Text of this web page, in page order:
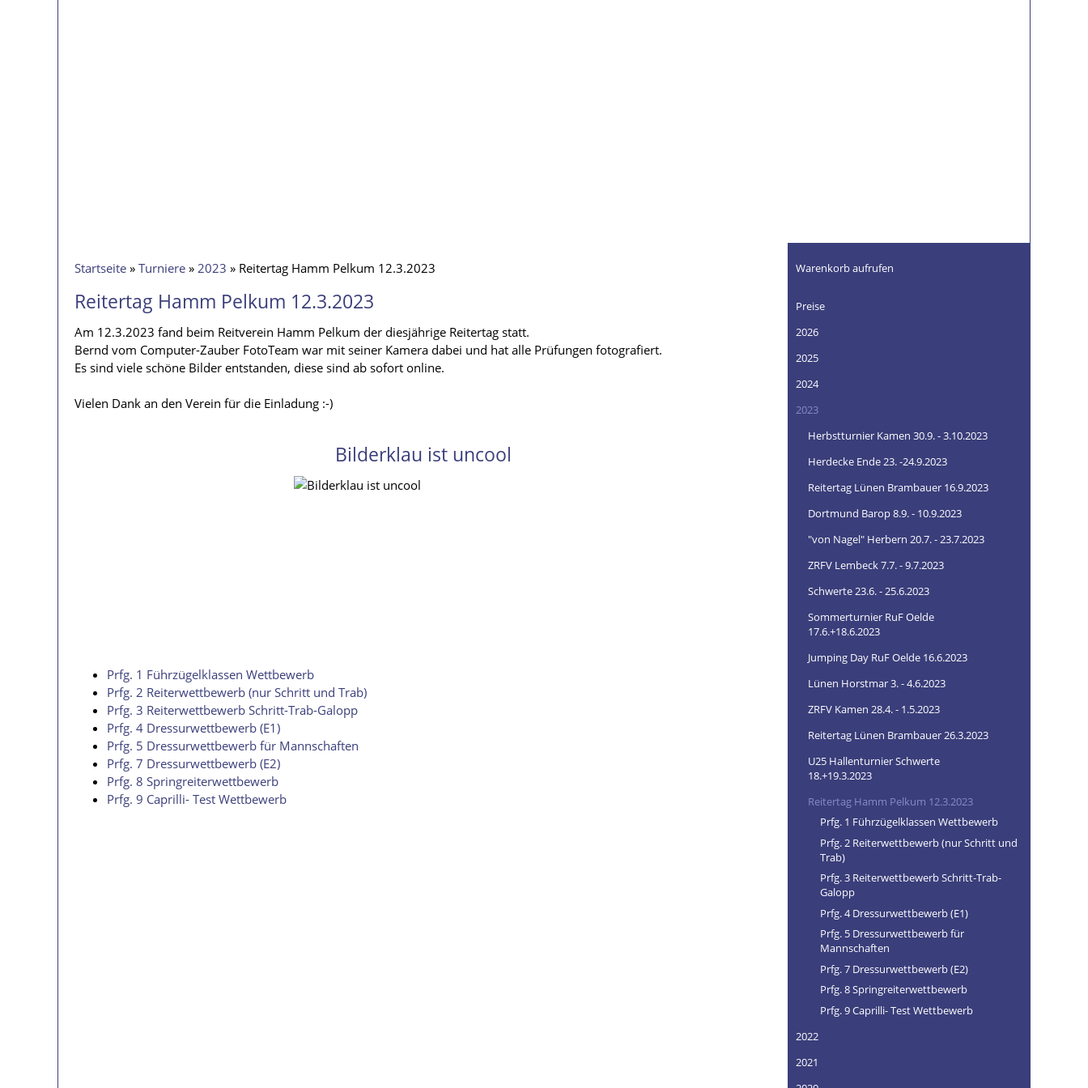
Startseite » Turniere » 2023 » Reitertag Hamm Pelkum 12.3.2023
Reitertag Hamm Pelkum 12.3.2023
Am 12.3.2023 fand beim Reitverein Hamm Pelkum der diesjährige Reitertag statt.
Bernd vom Computer-Zauber FotoTeam war mit seiner Kamera dabei und hat alle Prüfungen fotografiert.
Es sind viele schöne Bilder entstanden, diese sind ab sofort online.
Vielen Dank an den Verein für die Einladung :-)
Bilderklau ist uncool
Prfg. 1 Führzügelklassen Wettbewerb
Prfg. 2 Reiterwettbewerb (nur Schritt und Trab)
Prfg. 3 Reiterwettbewerb Schritt-Trab-Galopp
Prfg. 4 Dressurwettbewerb (E1)
Prfg. 5 Dressurwettbewerb für Mannschaften
Prfg. 7 Dressurwettbewerb (E2)
Prfg. 8 Springreiterwettbewerb
Prfg. 9 Caprilli- Test Wettbewerb
Warenkorb aufrufen
Preise
2026
2025
2024
2023
Herbstturnier Kamen 30.9. - 3.10.2023
Herdecke Ende 23. -24.9.2023
Reitertag Lünen Brambauer 16.9.2023
Dortmund Barop 8.9. - 10.9.2023
"von Nagel" Herbern 20.7. - 23.7.2023
ZRFV Lembeck 7.7. - 9.7.2023
Schwerte 23.6. - 25.6.2023
Sommerturnier RuF Oelde
17.6.+18.6.2023
Jumping Day RuF Oelde 16.6.2023
Lünen Horstmar 3. - 4.6.2023
ZRFV Kamen 28.4. - 1.5.2023
Reitertag Lünen Brambauer 26.3.2023
U25 Hallenturnier Schwerte
18.+19.3.2023
Reitertag Hamm Pelkum 12.3.2023
Prfg. 1 Führzügelklassen Wettbewerb
Prfg. 2 Reiterwettbewerb (nur Schritt und
Trab)
Prfg. 3 Reiterwettbewerb Schritt-Trab-
Galopp
Prfg. 4 Dressurwettbewerb (E1)
Prfg. 5 Dressurwettbewerb für
Mannschaften
Prfg. 7 Dressurwettbewerb (E2)
Prfg. 8 Springreiterwettbewerb
Prfg. 9 Caprilli- Test Wettbewerb
2022
2021